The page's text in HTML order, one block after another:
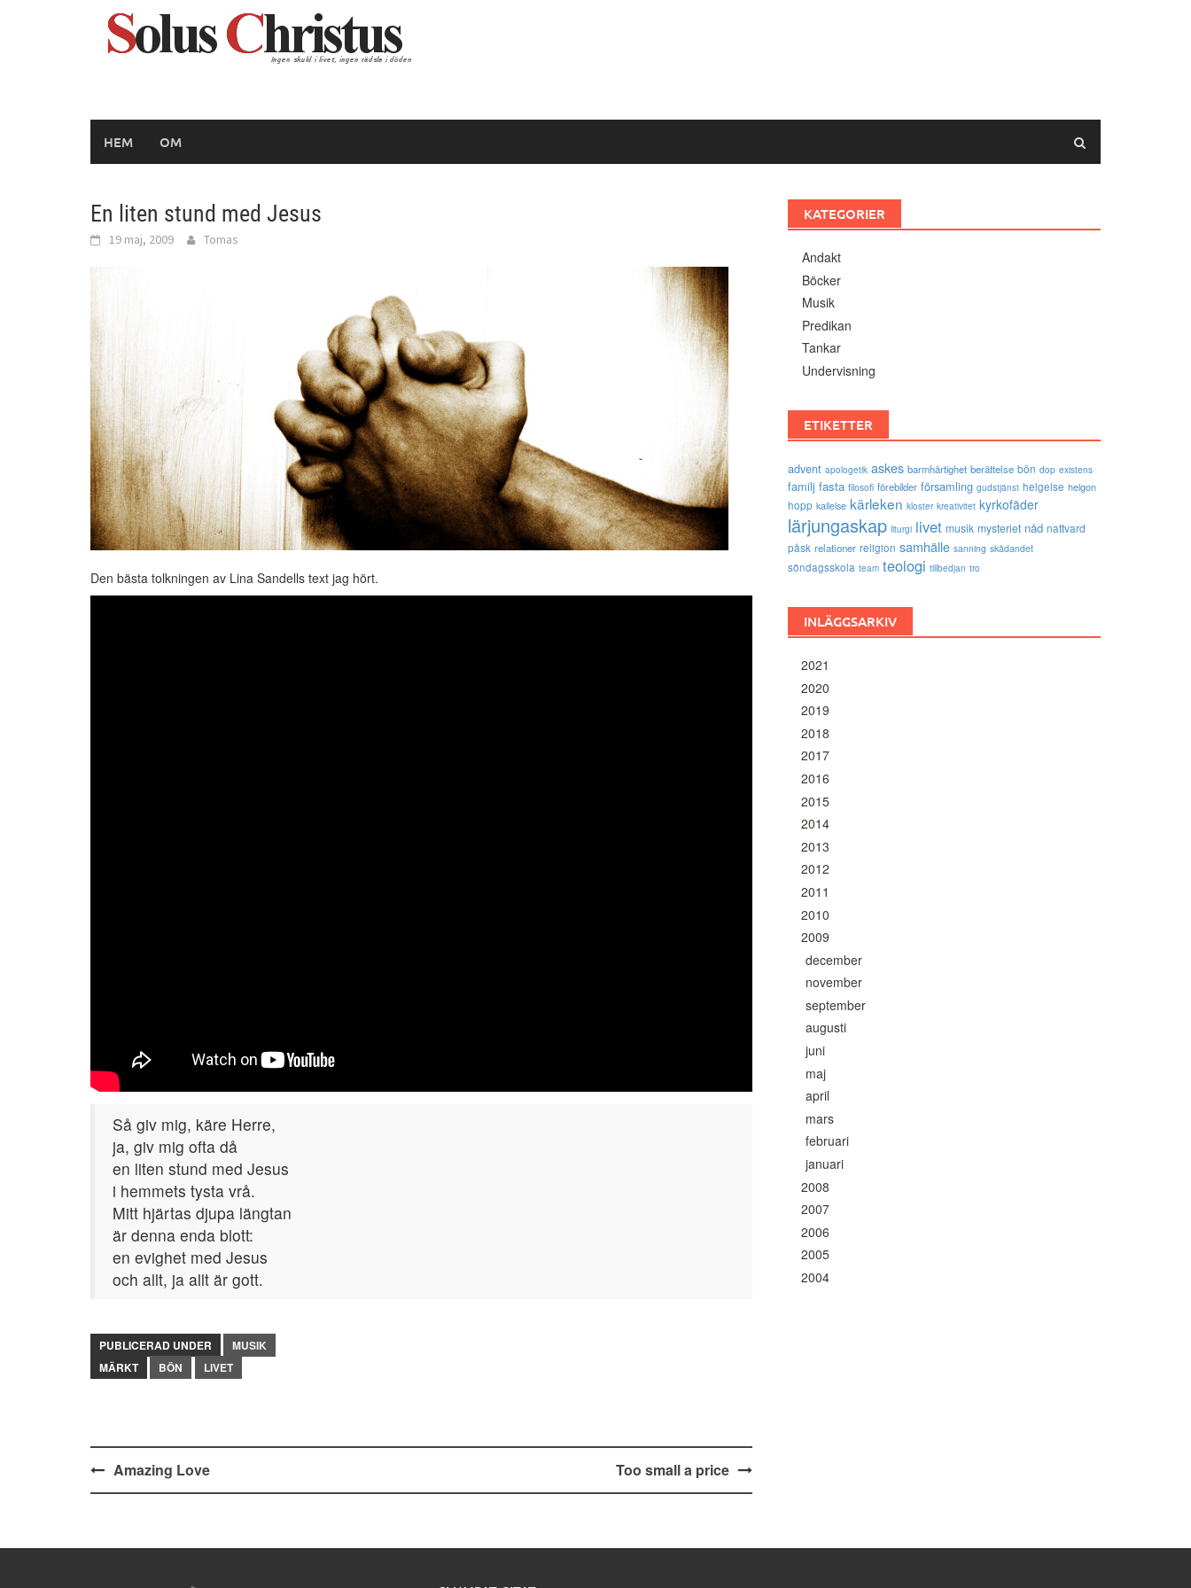
HEM OM
En liten stund med Jesus
19 maj, 2009 Tomas
Den bästa tolkningen av Lina Sandells text jag hört.
Så giv mig, käre Herre,
ja, giv mig ofta då
en liten stund med Jesus
i hemmets tysta vrå.
Mitt hjärtas djupa längtan
är denna enda blott:
en evighet med Jesus
och allt, ja allt är gott.
PUBLICERAD UNDER
MUSIK
MÄRKT
BÖN LIVET
Inläggsnavigering
Amazing Love Too small a price
KATEGORIER
Andakt
Böcker
Musik
Predikan
Tankar
Undervisning
ETIKETTER
advent apologetik askes barmhärtighet berättelse bön dop existens
familj fasta filosofi förebilder församling gudstjänst helgelse helgon
hopp kallelse kärleken kloster kreativitet kyrkofäder
lärjungaskap liturgi livet musik mysteriet nåd nattvard
påsk relationer religion samhälle sanning skådandet
söndagsskola team teologi tillbedjan tro
INLÄGGSARKIV
2021
2020
2019
2018
2017
2016
2015
2014
2013
2012
2011
2010
2009
december
november
september
augusti
juni
maj
april
mars
februari
januari
2008
2007
2006
2005
2004